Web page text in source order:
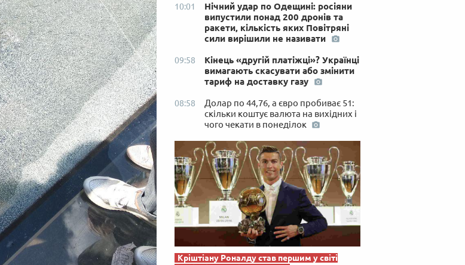
10:01
Нічний удар по Одещині: росіяни
випустили понад 200 дронів та
ракети, кількість яких Повітряні
сили вирішили не називати
09:58
Кінець «другій платіжці»? Українці
вимагають скасувати або змінити
тариф на доставку газу
08:58
Долар по 44,76, а євро пробиває 51:
скільки коштує валюта на вихідних і
чого чекати в понеділок
Кріштіану Роналду став першим у світі